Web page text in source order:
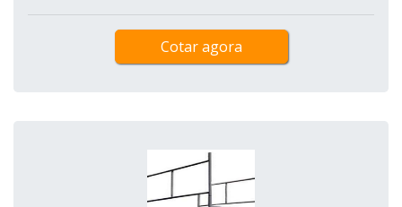
Cotar agora